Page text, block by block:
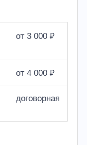
от 3 000 ₽
от 4 000 ₽
договорная